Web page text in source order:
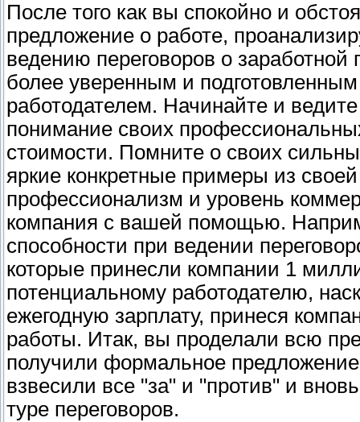
После того как вы спокойно и
предложение о работе,
ведению переговоров о заработной
более уверенным и подготовленным
работодателем. Начинайте и
понимание своих
стоимости. Помните о своих
яркие конкретные примеры из
профессионализм и уровень
компания с вашей помощью.
способности при ведении
которые принесли компании 1
потенциальному работодателю,
ежегодную зарплату, принеся
работы. Итак, вы проделали всю
получили формальное
взвесили все "за" и "против" и
туре переговоров.